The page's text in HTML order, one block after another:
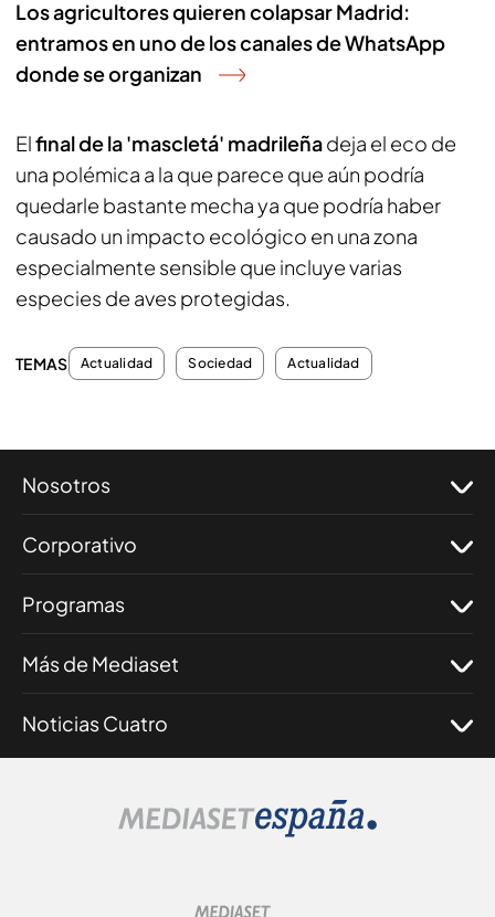
Los agricultores quieren colapsar Madrid:
entramos en uno de los canales de WhatsApp
donde se organizan
Elfinal de la 'mascletá' madrileñadeja el eco de
una polémica a la que parece que aún podría
quedarle bastante mecha ya que podría haber
causado un impacto ecológico en una zona
especialmente sensible que incluye varias
especies de aves protegidas.
TEMAS Actualidad Sociedad Actualidad
Nosotros
Corporativo
Programas
Más de Mediaset
Noticias Cuatro